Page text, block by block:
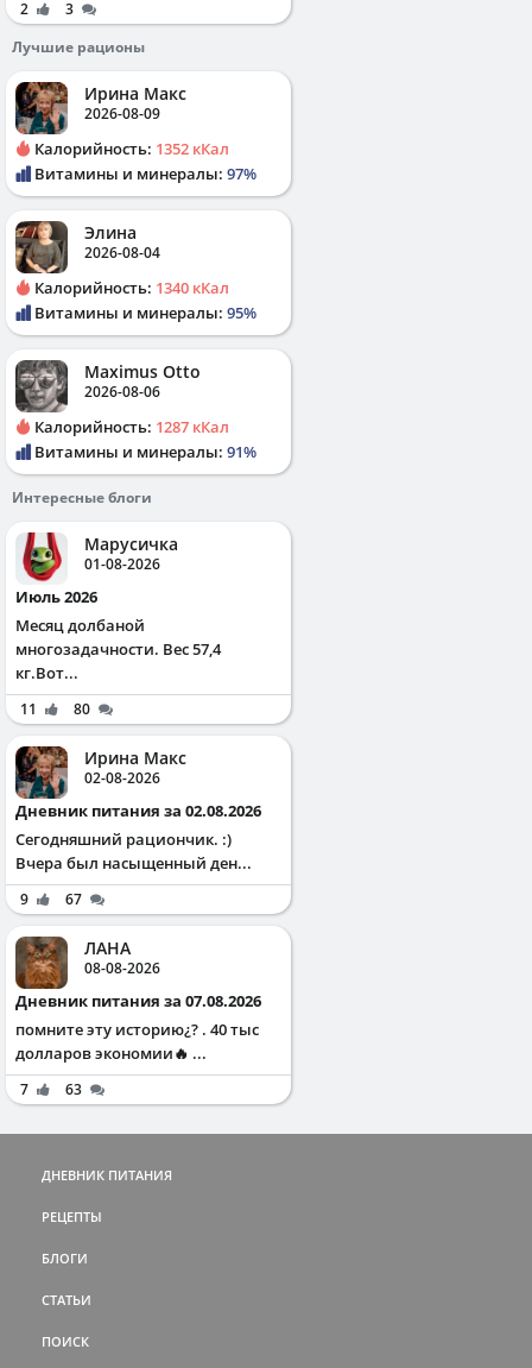
2
3
Лучшие рационы
Ирина Макс
2026-08-09
Калорийность: 1352 кКал
Витамины и минералы: 97%
Элина
2026-08-04
Калорийность: 1340 кКал
Витамины и минералы: 95%
Maximus Otto
2026-08-06
Калорийность: 1287 кКал
Витамины и минералы: 91%
Интересные блоги
Марусичка
01-08-2026
Июль 2026
Месяц долбаной
многозадачности. Вес 57,4
кг.Вот...
11 80
Ирина Макс
02-08-2026
Дневник питания за 02.08.2026
Сегодняшний рациончик. :)
Вчера был насыщенный ден...
9 67
ЛАНА
08-08-2026
Дневник питания за 07.08.2026
помните эту историю¿? . 40 тыс
долларов экономии🔥 ...
7 63
ДНЕВНИК ПИТАНИЯ
РЕЦЕПТЫ
БЛОГИ
СТАТЬИ
ПОИСК